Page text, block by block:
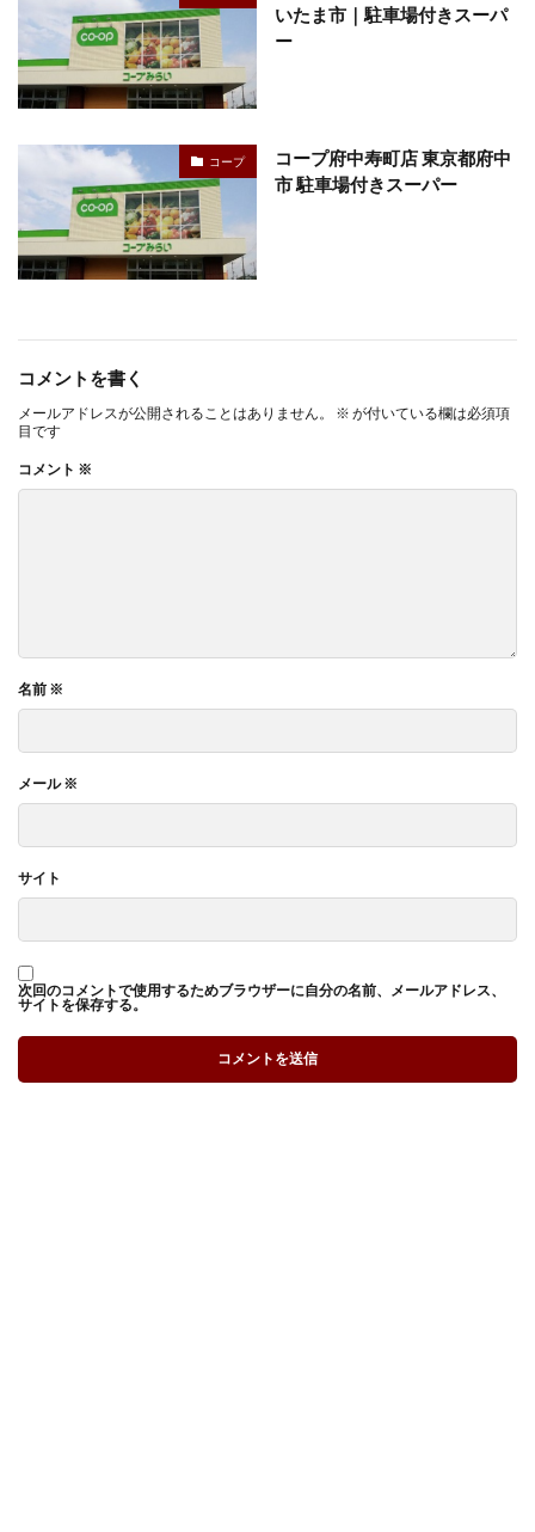
いたま市｜駐車場付きスーパ
ー
コープ
コープ府中寿町店 東京都府中
市 駐車場付きスーパー
コメントを書く
メールアドレスが公開されることはありません。 ※ が付いている欄は必須項
目です
コメント ※
名前 ※
メール※
サイト
次回のコメントで使用するためブラウザーに自分の名前、メールアドレス、
サイトを保存する。